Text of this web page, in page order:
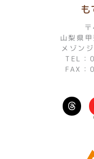
山梨県
メゾン
TEL
FAX